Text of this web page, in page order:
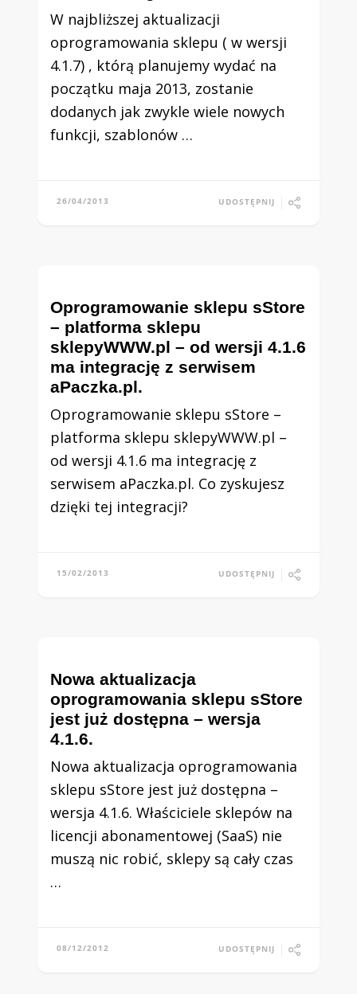
W najbliższej aktualizacji
oprogramowania sklepu ( w wersji
4.1.7) , którą planujemy wydać na
początku maja 2013, zostanie
dodanych jak zwykle wiele nowych
funkcji, szablonów …
26/04/2013 UDOSTĘPNIJ
Oprogramowanie sklepu sStore
– platforma sklepu
sklepyWWW.pl – od wersji 4.1.6
ma integrację z serwisem
aPaczka.pl.
Oprogramowanie sklepu sStore –
platforma sklepu sklepyWWW.pl –
od wersji 4.1.6 ma integrację z
serwisem aPaczka.pl. Co zyskujesz
dzięki tej integracji?
15/02/2013 UDOSTĘPNIJ
Nowa aktualizacja
oprogramowania sklepu sStore
jest już dostępna – wersja
4.1.6.
Nowa aktualizacja oprogramowania
sklepu sStore jest już dostępna –
wersja 4.1.6. Właściciele sklepów na
licencji abonamentowej (SaaS) nie
muszą nic robić, sklepy są cały czas
…
08/12/2012 UDOSTĘPNIJ